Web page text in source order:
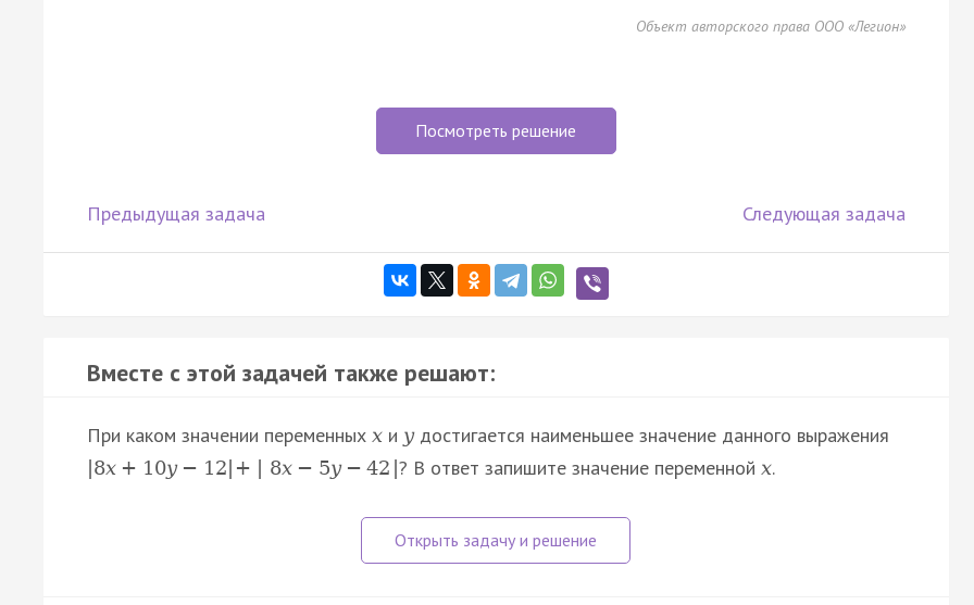
Объект авторского права ООО «Легион»
Посмотреть решение
Предыдущая задача Следующая задача
Вместе с этой задачей также решают:
При каком значении переменных x и yдостигается наименьшее значение данного выражения
|8x + 10y − 12| + | 8x − 5y − 42 |? В ответ запишите значение переменной x.